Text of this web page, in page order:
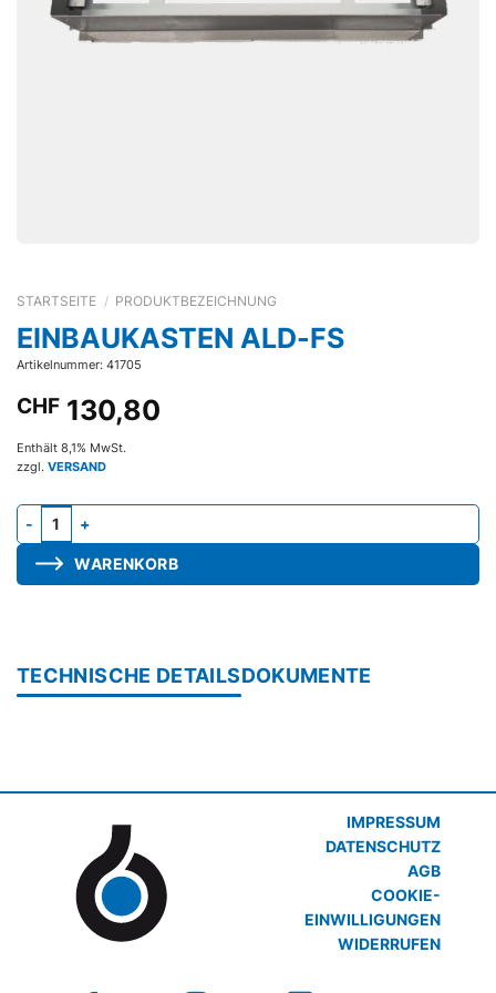
STARTSEITE / PRODUKTBEZEICHNUNG
EINBAUKASTEN ALD-FS
Artikelnummer: 41705
CHF 130,80
Enthält 8,1% MwSt.
zzgl. VERSAND
Einbaukasten ALD-FS Menge
WARENKORB
TECHNISCHE DETAILSDOKUMENTE
IMPRESSUM
DATENSCHUTZ
AGB
COOKIE-
EINWILLIGUNGEN
WIDERRUFEN